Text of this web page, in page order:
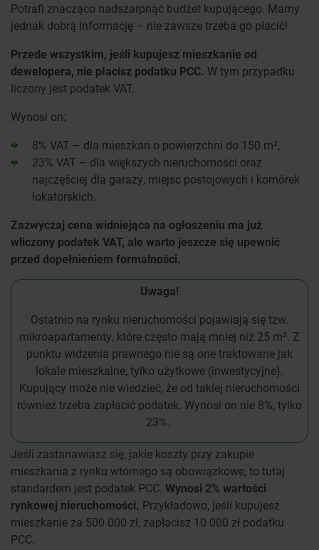
Potrafi znacząco nadszarpnąć budżet kupującego. Mamy
jednak dobrą informację – nie zawsze trzeba go płacić!
Przede wszystkim, jeśli kupujesz mieszkanie od
dewelopera, nie płacisz podatku PCC. W tym przypadku
liczony jest podatek VAT.
Wynosi on:
8% VAT – dla mieszkań o powierzchni do 150 m²,
23% VAT – dla większych nieruchomości oraz
najczęściej dla garaży, miejsc postojowych i komórek
lokatorskich.
Zazwyczaj cena widniejąca na ogłoszeniu ma już
wliczony podatek VAT, ale warto jeszcze się upewnić
przed dopełnieniem formalności.
Uwaga!
Ostatnio na rynku nieruchomości pojawiają się tzw.
mikroapartamenty, które często mają mniej niż 25 m². Z
punktu widzenia prawnego nie są one traktowane jak
lokale mieszkalne, tylko użytkowe (inwestycyjne).
Kupujący może nie wiedzieć, że od takiej nieruchomości
również trzeba zapłacić podatek. Wynosi on nie 8%, tylko
23%.
Jeśli zastanawiasz się, jakie koszty przy zakupie
mieszkania z rynku wtórnego są obowiązkowe, to tutaj
standardem jest podatek PCC. Wynosi 2% wartości
rynkowej nieruchomości. Przykładowo, jeśli kupujesz
mieszkanie za 500 000 zł, zapłacisz 10 000 zł podatku
PCC.